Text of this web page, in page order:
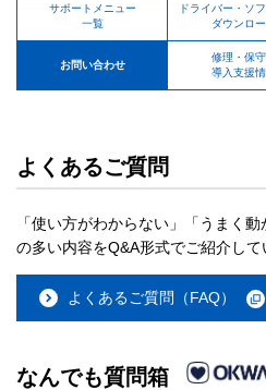
サポートメニュー
一覧
ドライバー・ソ
ダウンロ
お問い合わせ
修理・保守
導入支援
よくあるご質問
「使い方がわからない」「うまく
の多い内容をQ&A形式でご紹介して
よくあるご質問（FAQ）
なんでも質問箱